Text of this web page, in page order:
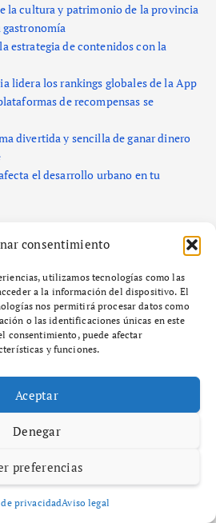
consentimiento
utilizamos tecnologías como las
a la información del dispositivo. El
nos permitirá procesar datos como
o las identificaciones únicas en este
consentimiento, puede afectar
y funciones.
Aceptar
Denegar
preferencias
privacidadAviso legal
la cultura y patrimonio de la provincia
gastronomía
estrategia de contenidos con la
lidera los rankings globales de la App
de recompensas se
divertida y sencilla de ganar dinero
el desarrollo urbano en tu